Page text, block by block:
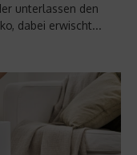
unterlassen den
dabei erwischt...